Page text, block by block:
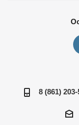
8 (861) 203-